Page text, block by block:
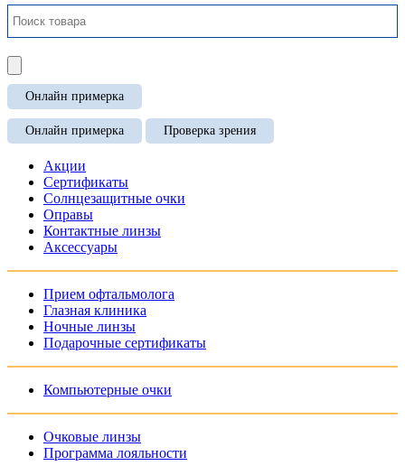
Онлайн примерка
Онлайн примерка Проверка зрения
Акции
Сертификаты
Солнцезащитные очки
Оправы
Контактные линзы
Аксессуары
Прием офтальмолога
Глазная клиника
Ночные линзы
Подарочные сертификаты
Компьютерные очки
Очковые линзы
Программа лояльности